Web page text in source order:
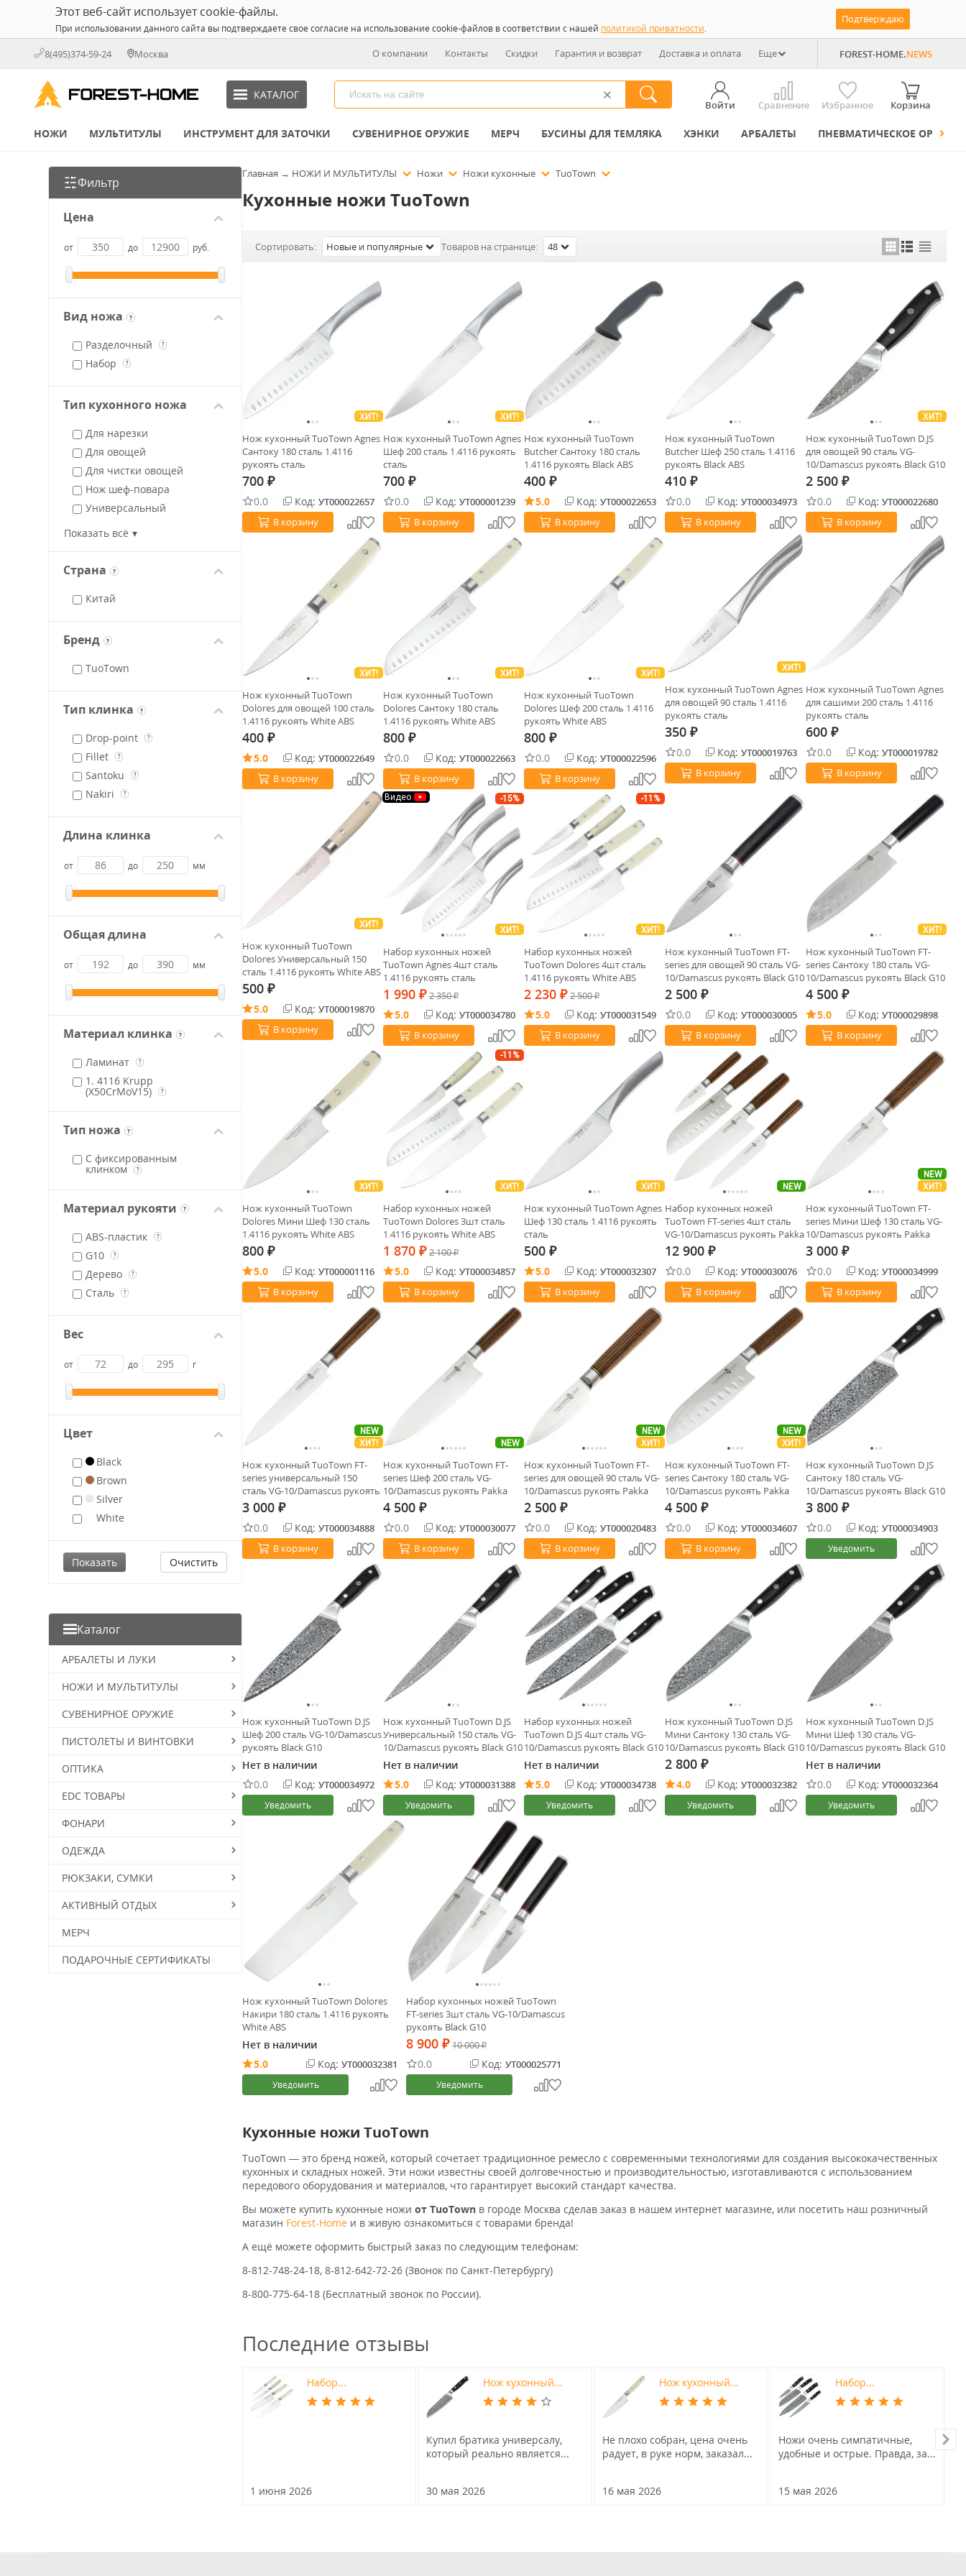
Этот веб-сайт использует cookie-файлы.
При использовании данного сайта вы подтверждаете свое согласие на использование cookie-файлов в соответствии с нашей политикой приватности.
Подтверждаю
8(495)374-59-24 Москва О компании Контакты Скидки Гарантия и возврат Доставка и оплата Еще FOREST-HOME.NEWS
КАТАЛОГ
Войти Сравнение Избранное Корзина
НОЖИ МУЛЬТИТУЛЫ ИНСТРУМЕНТ ДЛЯ ЗАТОЧКИ СУВЕНИРНОЕ ОРУЖИЕ МЕРЧ БУСИНЫ ДЛЯ ТЕМЛЯКА ХЭНКИ АРБАЛЕТЫ ПНЕВМАТИЧЕСКОЕ ОРУЖИЕ
Фильтр
Цена
от до руб.
Вид ножа ?
Разделочный ?
Набор ?
Тип кухонного ножа
Для нарезки
Для овощей
Для чистки овощей
Нож шеф-повара
Универсальный
Филейный
Показать всё
Страна ?
Китай
Бренд ?
TuoTown
Тип клинка ?
Drop-point ?
Fillet ?
Santoku ?
Nakiri ?
Длина клинка
от до мм
Общая длина
от до мм
Материал клинка ?
Ламинат ?
1. 4116 Krupp
(X50CrMoV15)
?
Тип ножа ?
С фиксированным
клинком
?
Материал рукояти ?
ABS-пластик ?
G10 ?
Дерево ?
Сталь ?
Вес
от до г
Цвет
Black
Brown
Silver
White
Очистить
Каталог
АРБАЛЕТЫ И ЛУКИ
НОЖИ И МУЛЬТИТУЛЫ
СУВЕНИРНОЕ ОРУЖИЕ
ПИСТОЛЕТЫ И ВИНТОВКИ
ОПТИКА
EDC ТОВАРЫ
ФОНАРИ
ОДЕЖДА
РЮКЗАКИ, СУМКИ
АКТИВНЫЙ ОТДЫХ
МЕРЧ
ПОДАРОЧНЫЕ СЕРТИФИКАТЫ
Главная → НОЖИ И МУЛЬТИТУЛЫ Ножи Ножи кухонные TuoTown
Кухонные ножи TuoTown
Сортировать: Новые и популярные Товаров на странице: 48
ХИТ!
Нож кухонный TuoTown Agnes
Сантоку 180 сталь 1.4116
рукоять сталь
700 ₽
0.0 Код: УТ000022657
В корзину
ХИТ!
Нож кухонный TuoTown Agnes
Шеф 200 сталь 1.4116 рукоять
сталь
700 ₽
0.0 Код: УТ000001239
В корзину
Нож кухонный TuoTown
Butcher Сантоку 180 сталь
1.4116 рукоять Black ABS
400 ₽
5.0 Код: УТ000022653
В корзину
Нож кухонный TuoTown
Butcher Шеф 250 сталь 1.4116
рукоять Black ABS
410 ₽
0.0 Код: УТ000034973
В корзину
ХИТ!
Нож кухонный TuoTown D.JS
для овощей 90 сталь VG-
10/Damascus рукоять Black G10
2 500 ₽
0.0 Код: УТ000022680
В корзину
ХИТ!
Нож кухонный TuoTown
Dolores для овощей 100 сталь
1.4116 рукоять White ABS
400 ₽
5.0 Код: УТ000022649
В корзину
ХИТ!
Нож кухонный TuoTown
Dolores Сантоку 180 сталь
1.4116 рукоять White ABS
800 ₽
0.0 Код: УТ000022663
В корзину
ХИТ!
Нож кухонный TuoTown
Dolores Шеф 200 сталь 1.4116
рукоять White ABS
800 ₽
0.0 Код: УТ000022596
В корзину
ХИТ!
Нож кухонный TuoTown Agnes
для овощей 90 сталь 1.4116
рукоять сталь
350 ₽
0.0 Код: УТ000019763
В корзину
Нож кухонный TuoTown Agnes
для сашими 200 сталь 1.4116
рукоять сталь
600 ₽
0.0 Код: УТ000019782
В корзину
ХИТ!
Нож кухонный TuoTown
Dolores Универсальный 150
сталь 1.4116 рукоять White ABS
500 ₽
5.0 Код: УТ000019870
В корзину
-15%
Видео
ХИТ!
Набор кухонных ножей
TuoTown Agnes 4шт сталь
1.4116 рукоять сталь
1 990 ₽ 2 350₽
5.0 Код: УТ000034780
В корзину
-11%
ХИТ!
Набор кухонных ножей
TuoTown Dolores 4шт сталь
1.4116 рукоять White ABS
2 230 ₽ 2 500₽
5.0 Код: УТ000031549
В корзину
Нож кухонный TuoTown FT-
series для овощей 90 сталь VG-
10/Damascus рукоять Black G10
2 500 ₽
0.0 Код: УТ000030005
В корзину
ХИТ!
Нож кухонный TuoTown FT-
series Сантоку 180 сталь VG-
10/Damascus рукоять Black G10
4 500 ₽
5.0 Код: УТ000029898
В корзину
ХИТ!
Нож кухонный TuoTown
Dolores Мини Шеф 130 сталь
1.4116 рукоять White ABS
800 ₽
5.0 Код: УТ000001116
В корзину
-11%
ХИТ!
Набор кухонных ножей
TuoTown Dolores 3шт сталь
1.4116 рукоять White ABS
1 870 ₽ 2 100₽
5.0 Код: УТ000034857
В корзину
ХИТ!
Нож кухонный TuoTown Agnes
Шеф 130 сталь 1.4116 рукоять
сталь
500 ₽
5.0 Код: УТ000032307
В корзину
NEW
Набор кухонных ножей
TuoTown FT-series 4шт сталь
VG-10/Damascus рукоять Pakka
Wood
12 900 ₽
0.0 Код: УТ000030076
В корзину
ХИТ!
NEW
Нож кухонный TuoTown FT-
series Мини Шеф 130 сталь VG-
10/Damascus рукоять Pakka
Wood
3 000 ₽
0.0 Код: УТ000034999
В корзину
ХИТ!
NEW
Нож кухонный TuoTown FT-
series универсальный 150
сталь VG-10/Damascus рукоять
Pakka Wood
3 000 ₽
0.0 Код: УТ000034888
В корзину
NEW
Нож кухонный TuoTown FT-
series Шеф 200 сталь VG-
10/Damascus рукоять Pakka
Wood
4 500 ₽
0.0 Код: УТ000030077
В корзину
ХИТ!
NEW
Нож кухонный TuoTown FT-
series для овощей 90 сталь VG-
10/Damascus рукоять Pakka
Wood
2 500 ₽
0.0 Код: УТ000020483
В корзину
ХИТ!
NEW
Нож кухонный TuoTown FT-
series Сантоку 180 сталь VG-
10/Damascus рукоять Pakka
Wood
4 500 ₽
0.0 Код: УТ000034607
В корзину
Нож кухонный TuoTown D.JS
Сантоку 180 сталь VG-
10/Damascus рукоять Black G10
3 800 ₽
0.0 Код: УТ000034903
Уведомить
Нож кухонный TuoTown D.JS
Шеф 200 сталь VG-10/Damascus
рукоять Black G10
Нет в наличии
0.0
Код: УТ000034972
Уведомить
Нож кухонный TuoTown D.JS
Универсальный 150 сталь VG-
10/Damascus рукоять Black G10
Нет в наличии
5.0
Код: УТ000031388
Уведомить
Набор кухонных ножей
TuoTown D.JS 4шт сталь VG-
10/Damascus рукоять Black G10
Нет в наличии
5.0
Код: УТ000034738
Уведомить
Нож кухонный TuoTown D.JS
Мини Сантоку 130 сталь VG-
10/Damascus рукоять Black G10
2 800 ₽
4.0 Код: УТ000032382
Уведомить
Нож кухонный TuoTown D.JS
Мини Шеф 130 сталь VG-
10/Damascus рукоять Black G10
Нет в наличии
0.0
Код: УТ000032364
Уведомить
Нож кухонный TuoTown Dolores
Накири 180 сталь 1.4116 рукоять
White ABS
Нет в наличии
5.0
Код: УТ000032381
Уведомить
Набор кухонных ножей TuoTown
FT-series 3шт сталь VG-10/Damascus
рукоять Black G10
8 900 ₽ 10 000₽
0.0 Код: УТ000025771
Уведомить
Кухонные ножи TuoTown
TuoTown — это бренд ножей, который сочетает традиционное ремесло с современными технологиями для создания высококачественных
кухонных и складных ножей. Эти ножи известны своей долговечностью и производительностью, изготавливаются с использованием
передового оборудования и материалов, что гарантирует высокий стандарт качества.
Вы можете купить кухонные ножи от TuoTown в городе Москва сделав заказ в нашем интернет магазине, или посетить наш розничный
магазин Forest-Home и в живую ознакомиться с товарами бренда!
А ещё можете оформить быстрый заказ по следующим телефонам:
8-812-748-24-18, 8-812-642-72-26 (Звонок по Санкт-Петербургу)
8-800-775-64-18 (Бесплатный звонок по России).
Последние отзывы
Набор...
1 июня 2026
Нож кухонный...
Купил братика универсалу,
который реально является...
30 мая 2026
Нож кухонный...
Не плохо собран, цена очень
радует, в руке норм, заказал...
16 мая 2026
Набор...
Ножи очень симпатичные,
удобные и острые. Правда, за...
15 мая 2026